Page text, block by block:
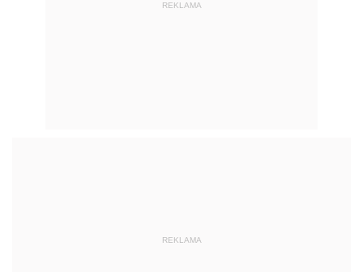
REKLAMA
REKLAMA